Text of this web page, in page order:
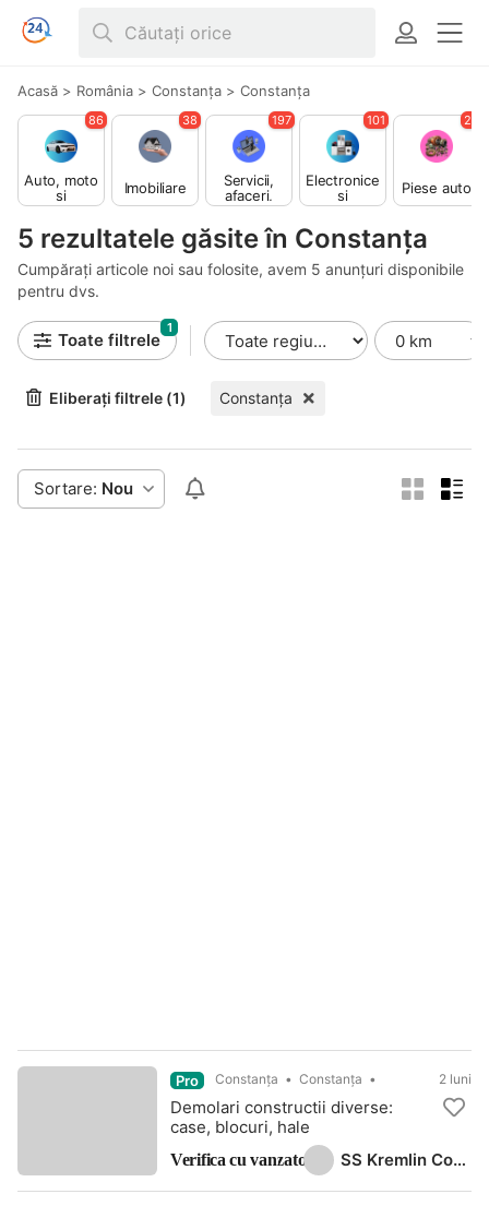
Acasă > România > Constanța > Constanţa
5 rezultatele găsite în Constanţa
Cumpărați articole noi sau folosite, avem 5 anunțuri disponibile
pentru dvs.
Auto, moto
si
ambarcatiu
86
Imobiliare
38
Servicii,
afaceri,
echipamen
197
Electronice
si
electrocas
101
Piese auto
26
Toate filtrele
1
Eliberați filtrele (1) Constanţa
Sortare: Nou
SS Kremlin Construct
Pro Constanţa Constanța 2 luni
Demolari constructii diverse:
case, blocuri, hale
Verifica cu vanzatorul